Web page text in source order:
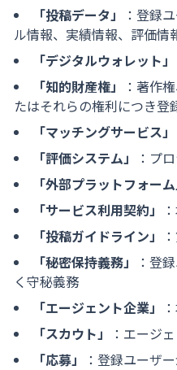
「投稿データ」
：登録
ル情報、実績情報、評価情
「デジタルウォレット」
「知的財産権」
：著作
たはそれらの権利につき登
「マッチングサービス」
「評価システム」
：プ
「外部プラットフォーム
「サービス利用契約」
「投稿ガイドライン」
「秘密保持義務」
：登
く守秘義務
「エージェント企業」
「スカウト」
：エージ
「応募」
：登録ユーザ